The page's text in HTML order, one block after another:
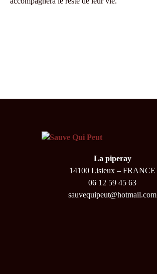
La piperay
14100 Lisieux – FRANCE
06 12 59 45 63
sauvequipeut@hotmail.com